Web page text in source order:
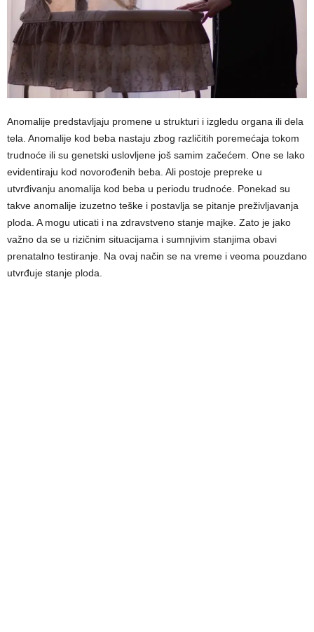
Anomalije predstavljaju promene u strukturi i izgledu organa ili dela
tela. Anomalije kod beba nastaju zbog različitih poremećaja tokom
trudnoće ili su genetski uslovljene još samim začećem. One se lako
evidentiraju kod novorođenih beba. Ali postoje prepreke u
utvrđivanju anomalija kod beba u periodu trudnoće. Ponekad su
takve anomalije izuzetno teške i postavlja se pitanje preživljavanja
ploda. A mogu uticati i na zdravstveno stanje majke. Zato je jako
važno da se u rizičnim situacijama i sumnjivim stanjima obavi
prenatalno testiranje. Na ovaj način se na vreme i veoma pouzdano
utvrđuje stanje ploda.